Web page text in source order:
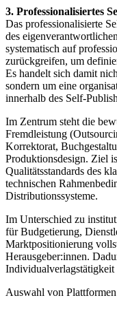
3. Professionalisiertes
Das professionalisierte
des
systematisch auf
zurückgreifen, um
Es handelt sich damit
sondern um eine
innerhalb des Self-
Im Zentrum steht die
Fremdleistung
Korrektorat,
Produktionsdesign. Ziel
Qualitätsstandards des
technischen
Distributionssysteme.
Im Unterschied zu
für Budgetierung,
Marktpositionierung
Herausgeber:innen.
Individualverlagstätigkeit
Auswahl von